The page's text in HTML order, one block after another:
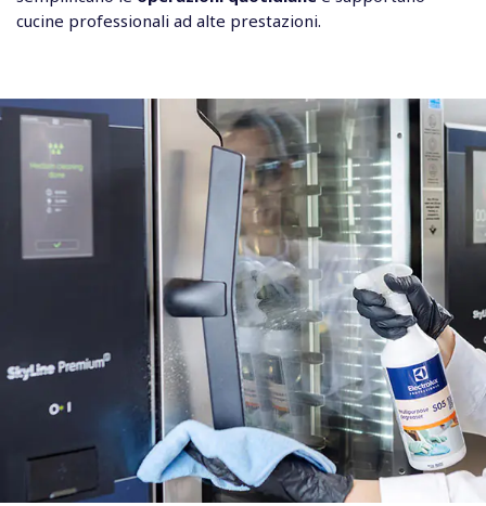
cucine professionali ad alte prestazioni.